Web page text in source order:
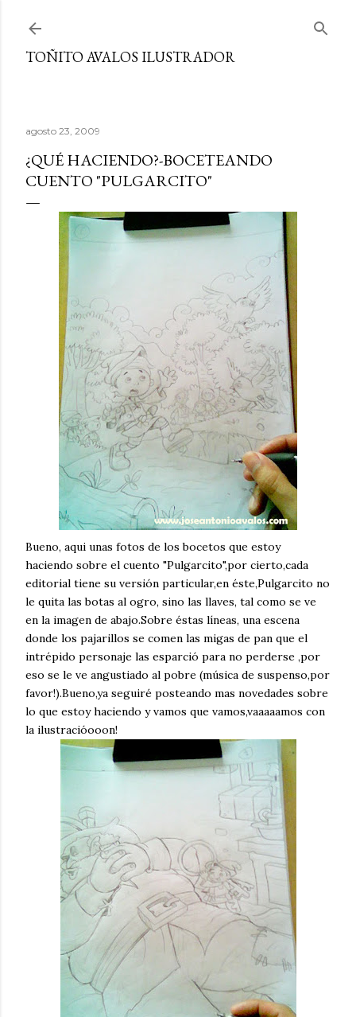
TOÑITO AVALOS ILUSTRADOR
agosto 23, 2009
¿QUÉ HACIENDO?-BOCETEANDO
CUENTO "PULGARCITO"
Bueno, aqui unas fotos de los bocetos que estoy
haciendo sobre el cuento "Pulgarcito",por cierto,cada
editorial tiene su versión particular,en éste,Pulgarcito no
le quita las botas al ogro, sino las llaves, tal como se ve
en la imagen de abajo.Sobre éstas líneas, una escena
donde los pajarillos se comen las migas de pan que el
intrépido personaje las esparció para no perderse ,por
eso se le ve angustiado al pobre (música de suspenso,por
favor!).Bueno,ya seguiré posteando mas novedades sobre
lo que estoy haciendo y vamos que vamos,vaaaaamos con
la ilustracióooon!